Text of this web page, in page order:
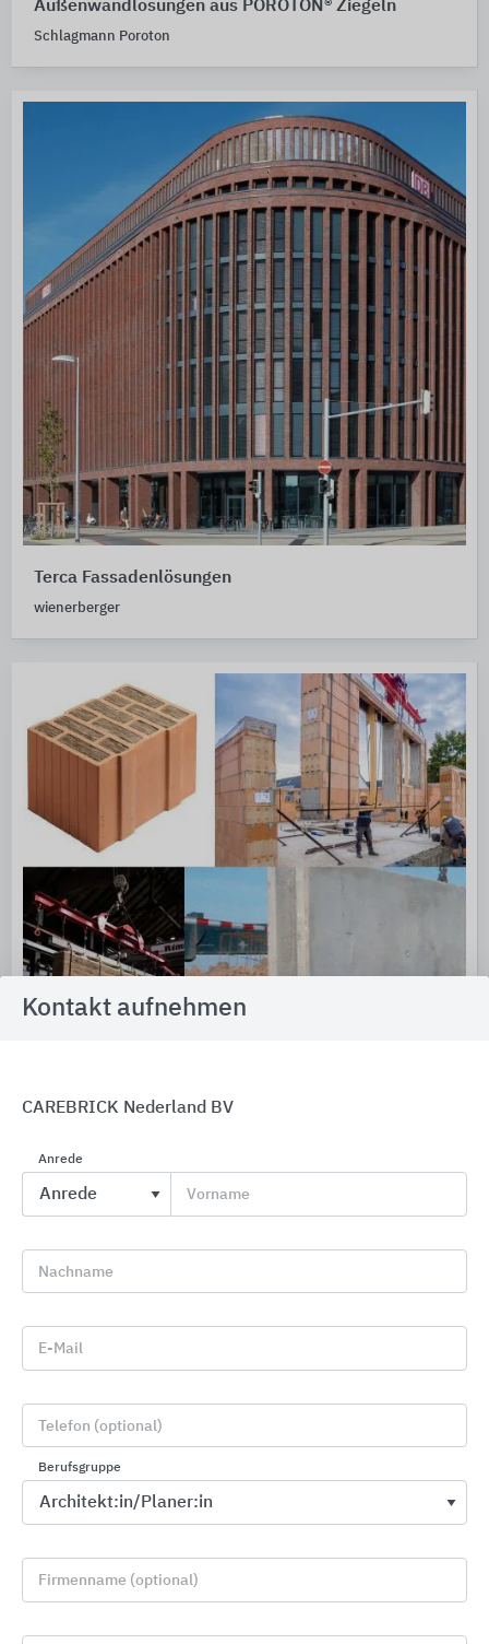
Außenwandlösungen aus POROTON® Ziegeln
Schlagmann Poroton
Terca Fassadenlösungen
wienerberger
Planziegel, Lehmsteine und Fertigelemente für
Außenwände und Innenwände
August Lücking
Kontakt aufnehmen
CAREBRICK Nederland BV
Anrede
Vorname
Nachname
E-Mail
Telefon (optional)
Berufsgruppe
Firmenname (optional)